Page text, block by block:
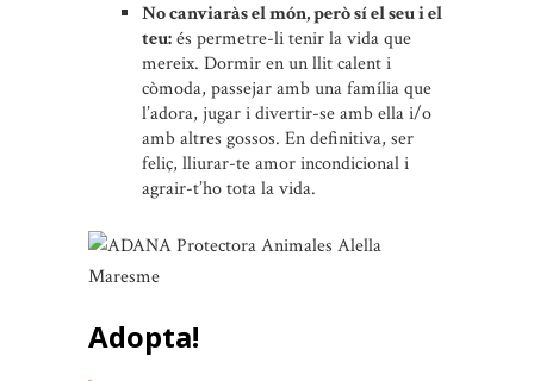
No canviaràs el món, però sí el seu i el
teu:és permetre-li tenir la vida que
mereix. Dormir en un llit calent i
còmoda, passejar amb una família que
l’adora, jugar i divertir-se amb ella i/o
amb altres gossos. En definitiva, ser
feliç, lliurar-te amor incondicional i
agrair-t’ho tota la vida.
Adopta!